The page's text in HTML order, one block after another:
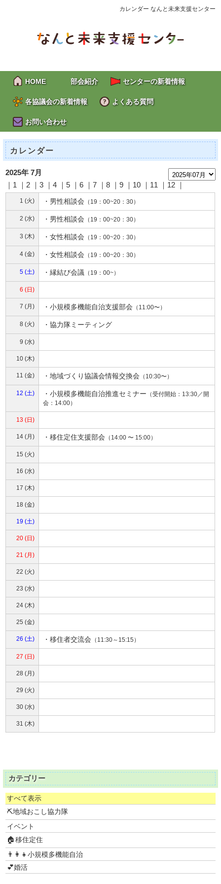
カレンダー なんと未来支援センター
HOME 部会紹介 センターの新着情報
各協議会の新着情報 よくある質問
お問い合わせ
カレンダー
2025年 7月
｜1 ｜2 ｜3 ｜4 ｜5 ｜6 ｜7 ｜8 ｜9 10 11 12
1 (火) ・ 男性相談会 （19：00~20：30）
2 (水) ・ 男性相談会 （19：00~20：30）
3 (木) ・女性相談会 （19：00~20：30）
4 (金) ・女性相談会 （19：00~20：30）
5 (土) ・縁結び会議 （19：00~）
6 (日)
7 (月) ・小規模多機能自治支援部会 （11:00〜）
8 (火) ・協力隊ミーティング
9 (水)
10 (木)
11 (金) ・地域づくり協議会情報交換会 （10:30〜）
12 (土) ・小規模多機能自治推進セミナー （受付開始：13:30／開
会：14:00）
13 (日)
14 (月) ・移住定住支援部会 （14:00 〜 15:00）
15 (火)
16 (水)
17 (木)
18 (金)
19 (土)
20 (日)
21 (月)
22 (火)
23 (水)
24 (木)
25 (金)
26 (土) ・移住者交流会 （11:30～15:15）
27 (日)
28 (月)
29 (火)
30 (水)
31 (木)
カテゴリー
すべて表示
⛏地域おこし協力隊
イベント
🏠移住定住
👨‍👩‍👧小規模多機能自治
💕婚活